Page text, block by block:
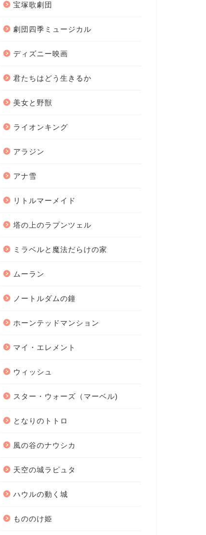
宝塚歌劇団
劇団四季ミュージカル
ディズニー映画
君たちはどう生きるか
美女と野獣
ライオンキング
アラジン
アナ雪
リトルマーメイド
塔の上のラプンツェル
ミラベルと魔法だらけの家
ムーラン
ノートルダムの鐘
ホーンテッドマンション
マイ・エレメント
ウィッシュ
スター・ウォーズ（マーベル)
となりのトトロ
風の谷のナウシカ
天空の城ラピュタ
ハウルの動く城
もののけ姫